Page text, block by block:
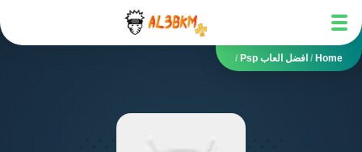
Home
/ افضل العاب Psp /